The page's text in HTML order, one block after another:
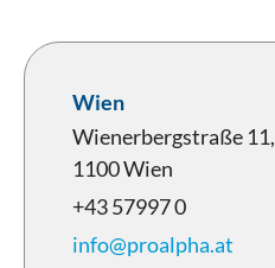
Wien
Wienerbergstraße
1100 Wien
+43 57997 0
info@proalpha.at